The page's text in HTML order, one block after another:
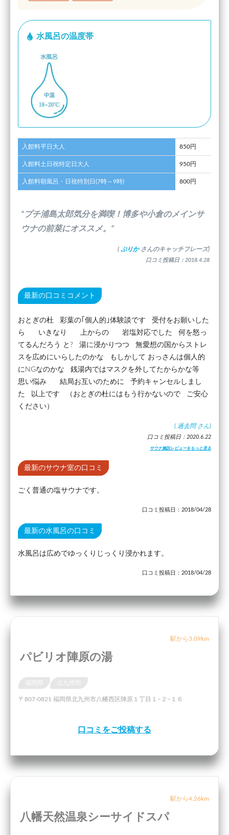
水風呂の温度帯
入館料平日大人 850円
入館料土日祝特定日大人 950円
入館料朝風呂・日祝特別日(7時～9時) 800円
”プチ浦島太郎気分を満喫！博多や小倉のメインサ
ウナの前菜にオススメ。”
( ぷりか さんのキャッチフレーズ)
口コミ投稿日：2018.4.28
最新の口コミコメント
おとぎの杜 彩葉の｢個人的｣体験談です 受付をお願いした
ら いきなり 上からの 岩塩対応でした 何を怒っ
てるんだろう と? 湯に浸かりつつ 無愛想の国からストレ
スを広めにいらしたのかな もしかして おっさんは個人的
にNGなのかな 銭湯内ではマスクを外してたからかな等
思い悩み 結局お互いのために 予約キャンセルしまし
た 以上です （おとぎの杜にはもう行かないので ご安心
ください）
( 過去問 さん)
口コミ投稿日：2020.6.22
サウナ施設レビューをもっと見る
最新のサウナ室の口コミ
ごく普通の塩サウナです。
口コミ投稿日：2018/04/28
最新の水風呂の口コミ
水風呂は広めでゆっくりじっくり浸かれます。
口コミ投稿日：2018/04/28
駅から3.09km
パビリオ陣原の湯
〒807-0821 福岡県北九州市八幡西区陣原１丁目１−２−１６
口コミをご投稿する
駅から4.26km
八幡天然温泉シーサイドスパ